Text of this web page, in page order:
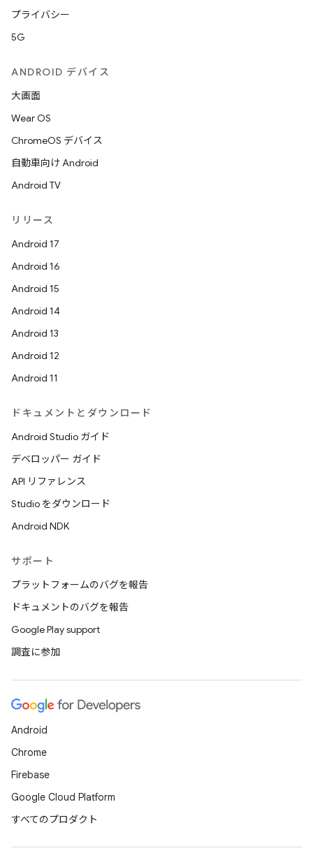
プライバシー
5G
ANDROID デバイス
大画面
Wear OS
ChromeOS デバイス
自動車向け Android
Android TV
リリース
Android 17
Android 16
Android 15
Android 14
Android 13
Android 12
Android 11
ドキュメントとダウンロード
Android Studio ガイド
デベロッパー ガイド
API リファレンス
Studio をダウンロード
Android NDK
サポート
プラットフォームのバグを報告
ドキュメントのバグを報告
Google Play support
調査に参加
Android
Chrome
Firebase
Google Cloud Platform
すべてのプロダクト